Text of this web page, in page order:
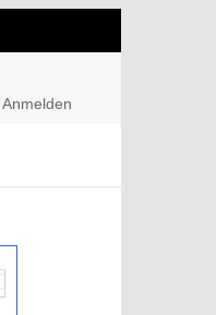
Anmelden